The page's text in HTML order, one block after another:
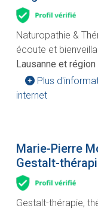
Naturopathie &
écoute et
Lausanne et région
Plus
internet
Marie-Pierre
Gestalt-
Gestalt-thérapie,